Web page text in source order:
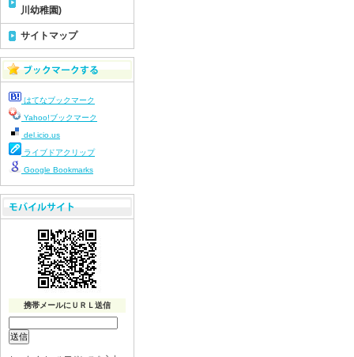
川幼稚園)
サイトマップ
はてなブックマーク
Yahoo!ブックマーク
del.icio.us
ライブドアクリップ
Google Bookmarks
携帯メールにＵＲＬ送信